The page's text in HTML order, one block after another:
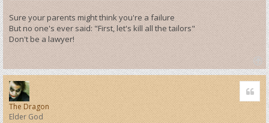
Sure your parents might think you're a failure
But no one's ever said: "First, let's kill all the tailors"
Don't be a lawyer!
T
o
p
The Dragon
Elder God